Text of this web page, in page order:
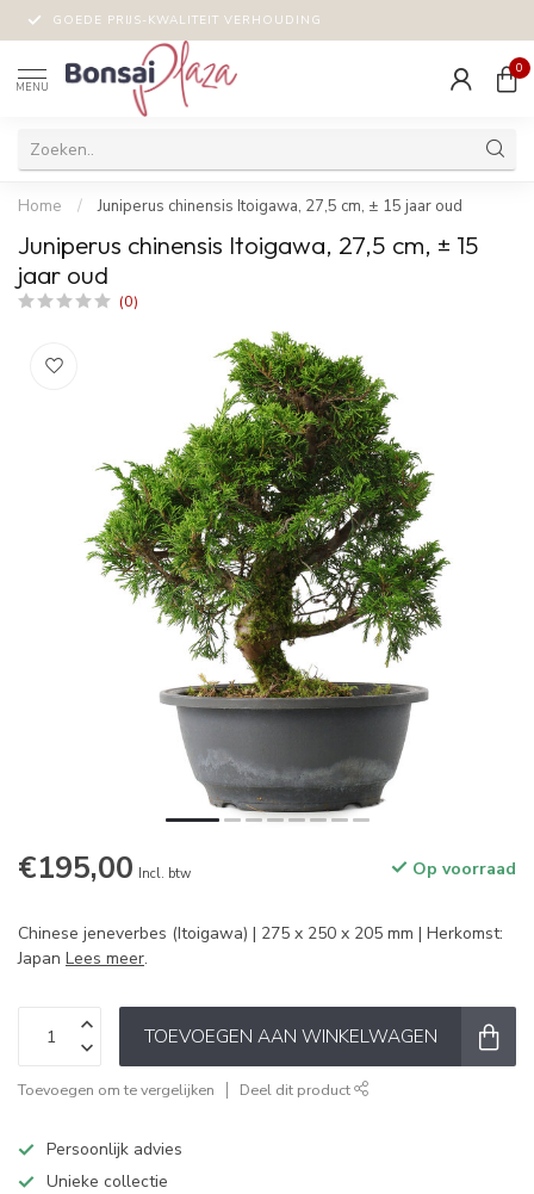
GOEDE PRIJS-KWALITEIT VERHOUDING
MENU
0
Home / Juniperus chinensis Itoigawa, 27,5 cm, ± 15 jaar oud
Juniperus chinensis Itoigawa, 27,5 cm, ± 15
jaar oud
(0)
€195,00 Incl. btw Op voorraad
Chinese jeneverbes (Itoigawa) | 275 x 250 x 205 mm | Herkomst:
Japan Lees meer.
TOEVOEGEN AAN WINKELWAGEN
Toevoegen om te vergelijken Deel dit product
Persoonlijk advies
Unieke collectie